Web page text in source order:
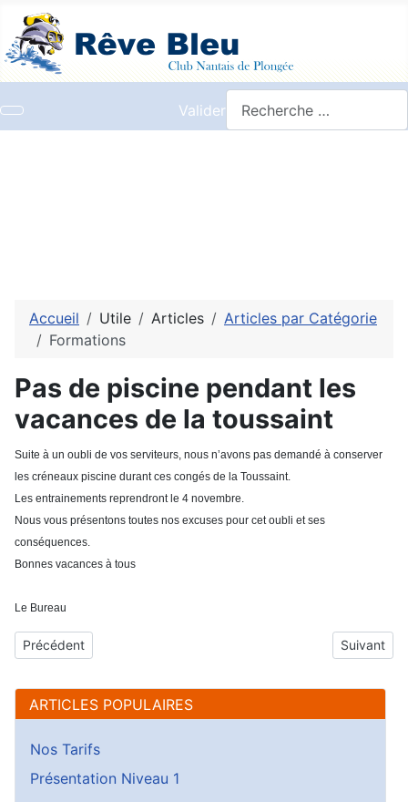
Valider
Accueil Utile Articles
Articles par Catégorie
Formations
Pas de piscine pendant les
vacances de la toussaint
Suite à un oubli de vos serviteurs, nous n’avons pas demandé à conserver
les créneaux piscine durant ces congés de la Toussaint.
Les entrainements reprendront le 4 novembre.
Nous vous présentons toutes nos excuses pour cet oubli et ses
conséquences.
Bonnes vacances à tous
Le Bureau
Article précédent : Levée des interdictions d'activité
Précédent Article
Suivant
ARTICLES POPULAIRES
Nos Tarifs
Présentation Niveau 1